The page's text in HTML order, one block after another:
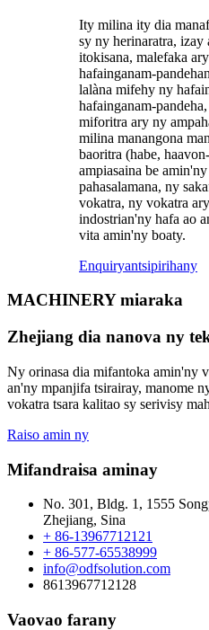
Ity milina ity dia
sy ny herinaratra, izay
itokisana, malefaka
hafainganam-
lalàna mifehy ny
hafainganam-
miforitra ary ny
milina manangona
baoritra (habe,
ampiasaina be
pahasalamana, ny
vokatra, ny vokatra
indostrian'ny hafa ao
vita amin'ny boaty.
Enquiryantsipirihany
MACHINERY miaraka
Zhejiang dia nanova ny
Ny orinasa dia mifantoka amin'ny
an'ny mpanjifa tsirairay, manome
vokatra tsara kalitao sy serivisy
Raiso amin ny
Mifandraisa aminay
No. 301, Bldg. 1, 1555
Zhejiang, Sina
+ 86-13967712121
+ 86-577-65538999
info@odfsolution.com
8613967712128
Vaovao farany